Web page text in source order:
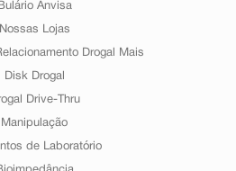
Bulário Anvisa
Nossas Lojas
Drogal Mais
Disk Drogal
Drive-Thru
Manipulação
de Laboratório